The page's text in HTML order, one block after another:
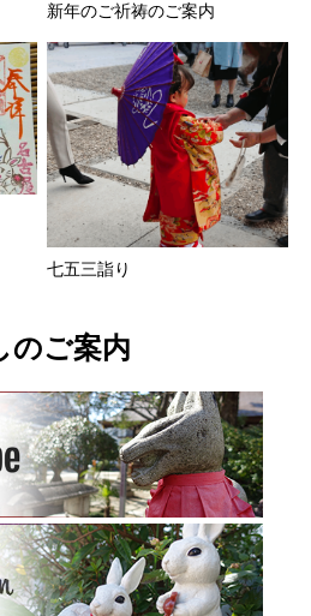
新年のご祈祷のご案内
七五三詣り
のご案内